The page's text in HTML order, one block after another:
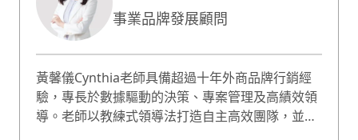
事業品牌發展顧問
黃馨儀Cynthia老師具備超過十年外商品牌行銷經
驗，專長於數據驅動的決策、專案管理及高績效領
導。老師以教練式領導法打造自主高效團隊，並協